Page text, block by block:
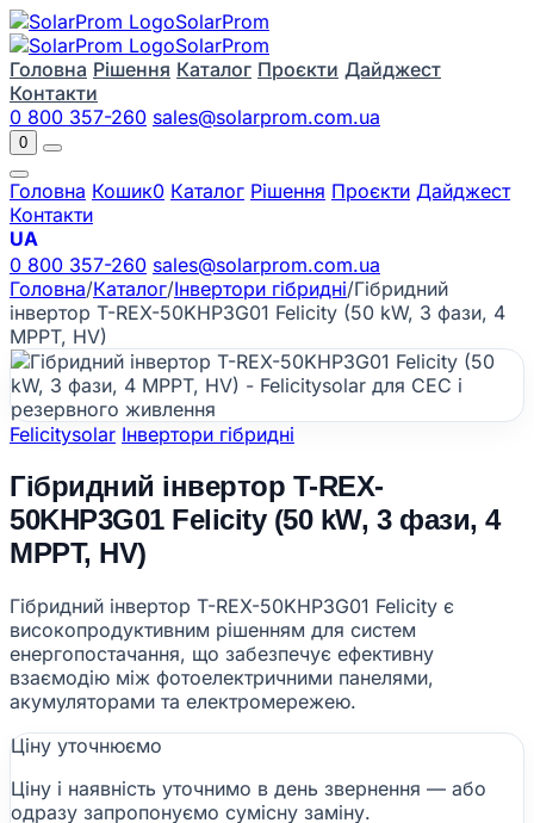
SolarProm
SolarProm
Головна Рішення Каталог Проєкти Дайджест
Контакти
0 800 357-260 sales@solarprom.com.ua
0
Головна Кошик0 Каталог Рішення Проєкти Дайджест
Контакти
UA
0 800 357-260 sales@solarprom.com.ua
Головна/Каталог/Інвертори гібридні/Гібридний
інвертор T-REX-50KHP3G01 Felicity (50 kW, 3 фази, 4
MPPT, HV)
Felicitysolar Інвертори гібридні
Гібридний інвертор T-REX-
50KHP3G01 Felicity (50 kW, 3 фази, 4
MPPT, HV)
Гібридний інвертор T-REX-50KHP3G01 Felicity є
високопродуктивним рішенням для систем
енергопостачання, що забезпечує ефективну
взаємодію між фотоелектричними панелями,
акумуляторами та електромережею.
Ціну уточнюємо
Ціну і наявність уточнимо в день звернення — або
одразу запропонуємо сумісну заміну.